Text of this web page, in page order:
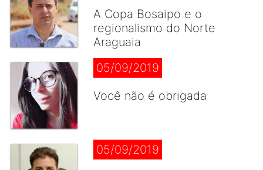
A Copa Bosaipo e o
regionalismo do Norte
Araguaia
05/09/2019
Você não é obrigada
05/09/2019